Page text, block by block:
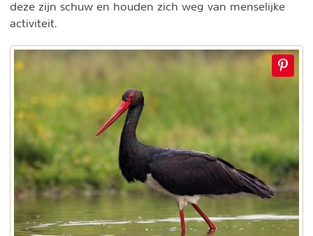
deze zijn schuw en houden zich weg van menselijke
activiteit.